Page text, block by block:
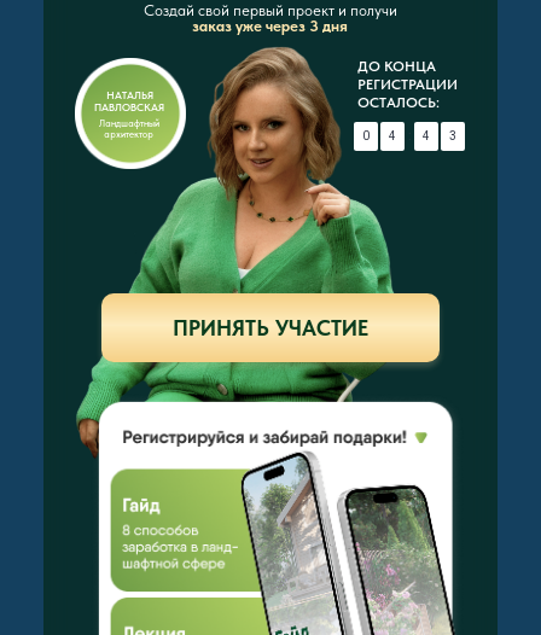
Создай свой первый проект и получи
заказ уже через 3 дня
НАТАЛЬЯ
ПАВЛОВСКАЯ
Ландшафтный
архитектор
0 4 4 2
ДО КОНЦА
РЕГИСТРАЦИИ
ОСТАЛОСЬ:
ПРИНЯТЬ УЧАСТИЕ